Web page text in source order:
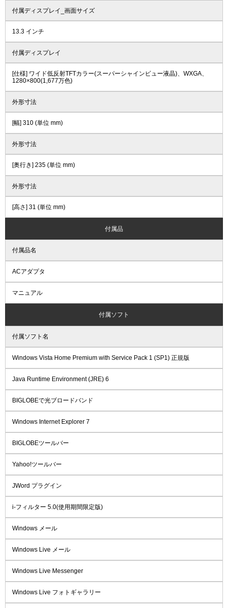
付属ディスプレイ_画面サイズ
13.3 インチ
付属ディスプレイ
[仕様] ワイド低反射TFTカラー(スーパーシャインビュー液晶)、WXGA、
1280×800(1,677万色)
外形寸法
[幅] 310 (単位 mm)
外形寸法
[奥行き] 235 (単位 mm)
外形寸法
[高さ] 31 (単位 mm)
付属品
付属品名
ACアダプタ
マニュアル
付属ソフト
付属ソフト名
Windows Vista Home Premium with Service Pack 1 (SP1) 正規版
Java Runtime Environment (JRE) 6
BIGLOBEで光ブロードバンド
Windows Internet Explorer 7
BIGLOBEツールバー
Yahoo!ツールバー
JWord プラグイン
i-フィルター 5.0(使用期間限定版)
Windows メール
Windows Live メール
Windows Live Messenger
Windows Live フォトギャラリー